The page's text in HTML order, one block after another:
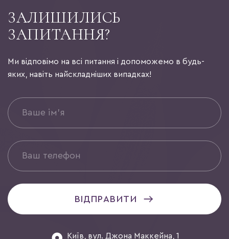
ЗАЛИШИЛИСЬ
ЗАПИТАННЯ?
Ми відповімо на всі питання і допоможемо в будь-
яких, навіть найскладніших випадках!
ВІДПРАВИТИ
Київ, вул. Джона Маккейна, 1